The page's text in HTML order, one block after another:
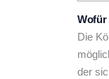
Wofür
Die
der